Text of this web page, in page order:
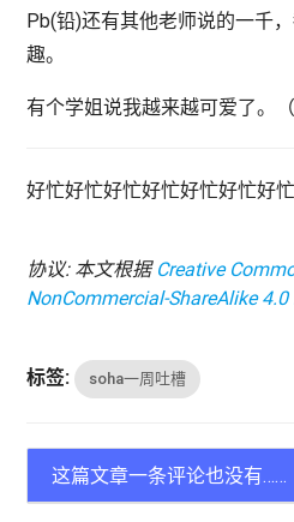
Pb(铅)还有其他老师说的一千
趣。
有个学姐说我越来越可爱了。（
好忙好忙好忙好忙好忙好忙好
协议: 本文根据 Creative
NonCommercial-ShareAlike 4.0
标签: soha一周吐槽
这篇文章一条评论也没有……